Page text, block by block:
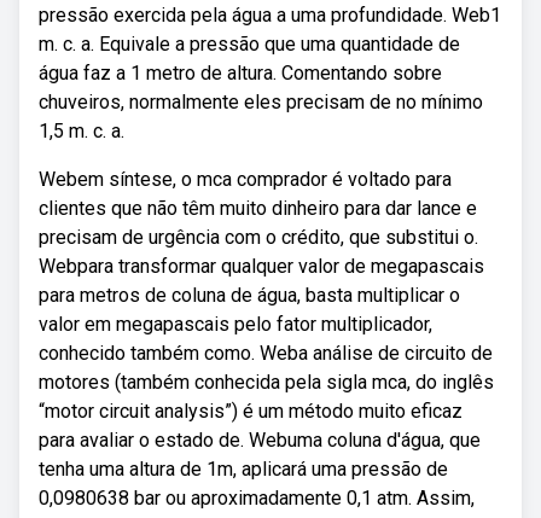
pressão exercida pela água a uma profundidade. Web1
m. c. a. Equivale a pressão que uma quantidade de
água faz a 1 metro de altura. Comentando sobre
chuveiros, normalmente eles precisam de no mínimo
1,5 m. c. a.
Webem síntese, o mca comprador é voltado para
clientes que não têm muito dinheiro para dar lance e
precisam de urgência com o crédito, que substitui o.
Webpara transformar qualquer valor de megapascais
para metros de coluna de água, basta multiplicar o
valor em megapascais pelo fator multiplicador,
conhecido também como. Weba análise de circuito de
motores (também conhecida pela sigla mca, do inglês
“motor circuit analysis”) é um método muito eficaz
para avaliar o estado de. Webuma coluna d'água, que
tenha uma altura de 1m, aplicará uma pressão de
0,0980638 bar ou aproximadamente 0,1 atm. Assim,